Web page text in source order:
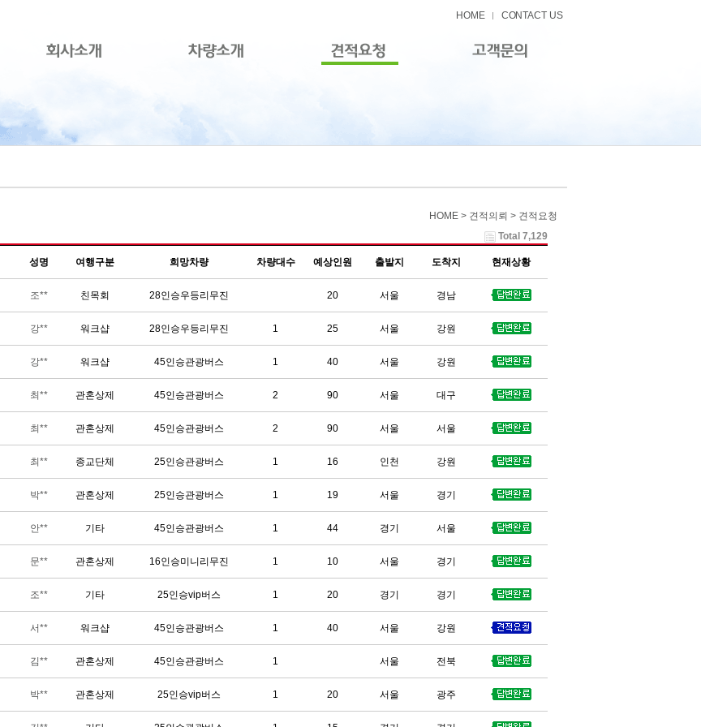
HOME CONTACT US
HOME > 견적의뢰 > 견적요청
Total 7,129
성명 여행구분 희망차량 차량대수 예상인원 출발지 도착지 현재상황
조** 친목회 28인승우등리무진 20 서울 경남
강** 워크샵 28인승우등리무진 1 25 서울 강원
강** 워크샵 45인승관광버스 1 40 서울 강원
최** 관혼상제 45인승관광버스 2 90 서울 대구
최** 관혼상제 45인승관광버스 2 90 서울 서울
최** 종교단체 25인승관광버스 1 16 인천 강원
박** 관혼상제 25인승관광버스 1 19 서울 경기
안** 기타 45인승관광버스 1 44 경기 서울
문** 관혼상제 16인승미니리무진 1 10 서울 경기
조** 기타 25인승vip버스 1 20 경기 경기
서** 워크샵 45인승관광버스 1 40 서울 강원
김** 관혼상제 45인승관광버스 1 서울 전북
박** 관혼상제 25인승vip버스 1 20 서울 광주